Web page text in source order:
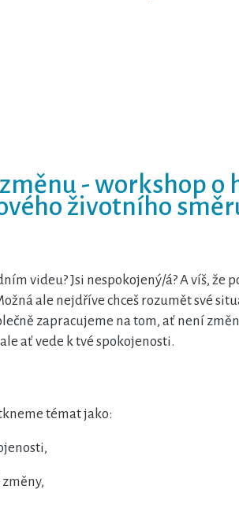
- workshop o
životního
videu? Jsi nespokojený/á? A víš, že
ale nejdříve chceš rozumět své
zapracujeme na tom, ať není
ať vede k tvé spokojenosti.
témat jako: